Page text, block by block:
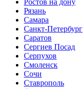
Ростов на дону
Рязань
Самара
Санкт-Петербург
Саратов
Сергиев Посад
Серпухов
Смоленск
Сочи
Ставрополь